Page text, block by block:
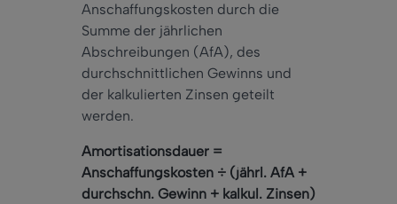
Anschaffungskosten durch die
Summe der jährlichen
Abschreibungen (AfA), des
durchschnittlichen Gewinns und
der kalkulierten Zinsen geteilt
werden.
Amortisationsdauer =
Anschaffungskosten ÷ (jährl. AfA +
durchschn. Gewinn + kalkul. Zinsen)